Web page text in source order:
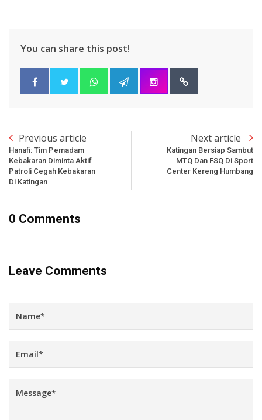
You can share this post!
Previous article
Hanafi: Tim Pemadam
Kebakaran Diminta Aktif
Patroli Cegah Kebakaran
Di Katingan
Next article
Katingan Bersiap Sambut
MTQ Dan FSQ Di Sport
Center Kereng Humbang
0 Comments
Leave Comments